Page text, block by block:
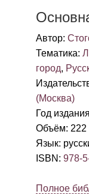
Автор:
Тематика:
город,
(Москва)
Год издания
Объём: 222
Язык:
ISBN : 978-
Полное